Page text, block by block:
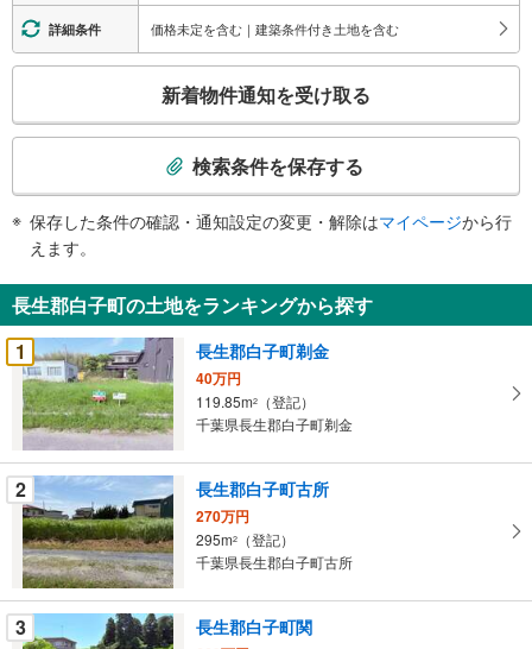
詳細条件 価格未定を含む｜建築条件付き土地を含む
検
知
を
受
け
取
る
条
件
を
マ
イ
ペ
ー
新着物件通知を受け取る
検索条件を保存する
保存した条件の確認・通知設定の変更・解除はマイページから行
えます。
長生郡白子町の土地をランキングから探す
1
長生郡白子町剃金
40万円
119.85m2
（登記）
千葉県長生郡白子町剃金
2 長生郡白子町古所
270万円
295m2
（登記）
千葉県長生郡白子町古所
3 長生郡白子町関